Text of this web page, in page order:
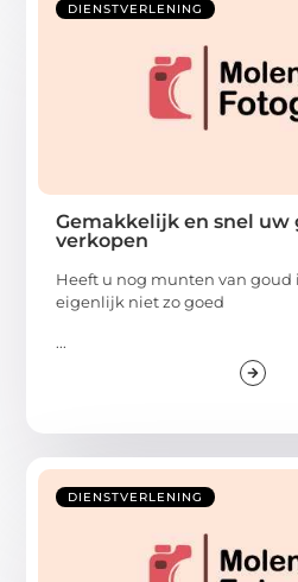
DIENSTVERLENING
Gemakkelijk en snel
verkopen
Heeft u nog munten van goud
eigenlijk niet zo goed
...
DIENSTVERLENING